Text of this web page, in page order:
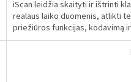
iScan leidžia skaityti ir ištrinti
realaus laiko duomenis, atlikti
priežiūros funkcijas, kodavimą